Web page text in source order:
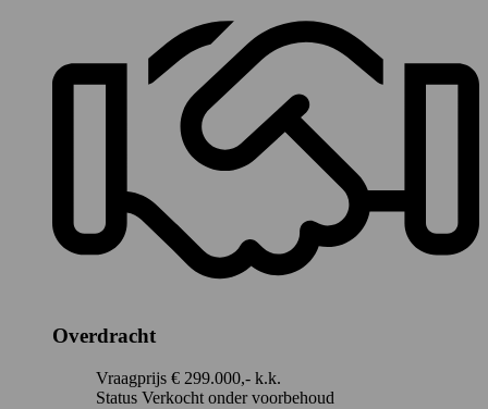
Overdracht
Vraagprijs € 299.000,- k.k.
Status Verkocht onder voorbehoud